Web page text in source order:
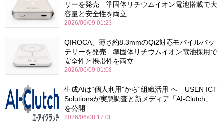
リーを発売 準固体リチウムイオン電池搭載で大
容量と安全性を両立
2026/06/09 01:23
QIROCA、薄さ約8.3mmのQi2対応モバイルバッ
テリーを発売 準固体リチウムイオン電池採用で
安全性と携帯性を両立
2026/06/09 01:08
生成AIは“個人利用”から“組織活用”へ USEN ICT
Solutionsが実態調査と新メディア「AI-Clutch」
を公開
2026/06/08 17:08